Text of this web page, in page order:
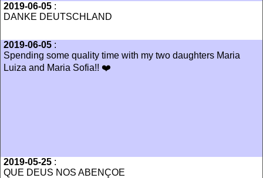
2019-06-05 :
DANKE DEUTSCHLAND
2019-06-05 :
Spending some quality time with my two daughters Maria
Luiza and Maria Sofia!! ❤️
2019-05-25 :
QUE DEUS NOS ABENÇOE